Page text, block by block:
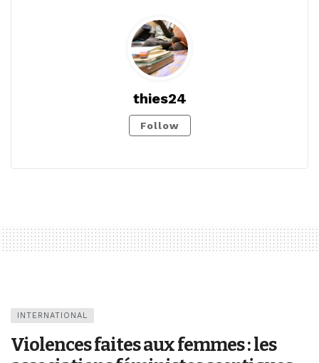
thies24
Follow
INTERNATIONAL
Violences faites aux femmes : les